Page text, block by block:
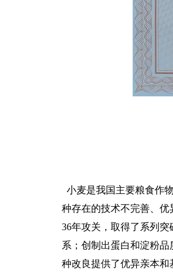
小麦是我国主要粮食作
种存在的技术不完善、
36年攻关，取得了系列
系；创制出蛋白和淀粉
种改良提供了优异亲本